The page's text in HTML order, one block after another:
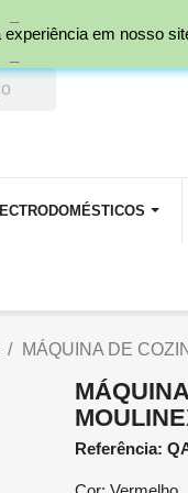
MÁQUINA DE
Referência:
em nosso